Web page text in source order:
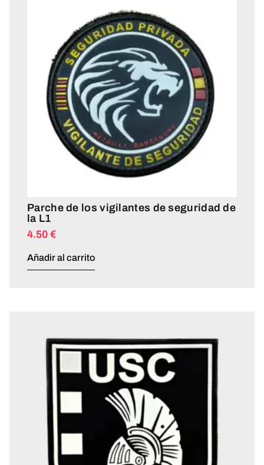
Parche de los vigilantes de seguridad de
la L1
4.50 €
Añadir al carrito